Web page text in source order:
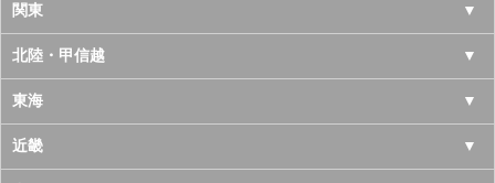
北海道
青森県
岩手県
宮城県
関東
東京都
神奈川県
千葉県
北陸・甲信越
山梨県
長野県
東海
愛知県
近畿